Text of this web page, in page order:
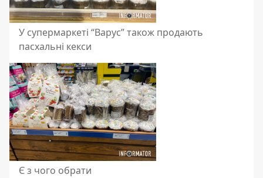
У супермаркеті “Варус” також продають
пасхальні кекси
Є з чого обрати